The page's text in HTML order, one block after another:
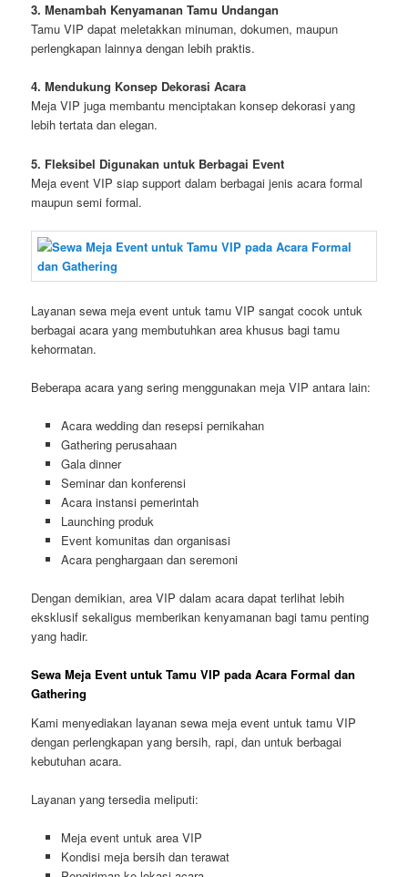
3. Menambah Kenyamanan Tamu Undangan
Tamu VIP dapat meletakkan minuman, dokumen, maupun
perlengkapan lainnya dengan lebih praktis.
4. Mendukung Konsep Dekorasi Acara
Meja VIP juga membantu menciptakan konsep dekorasi yang
lebih tertata dan elegan.
5. Fleksibel Digunakan untuk Berbagai Event
Meja event VIP siap support dalam berbagai jenis acara formal
maupun semi formal.
Layanan sewa meja event untuk tamu VIP sangat cocok untuk
berbagai acara yang membutuhkan area khusus bagi tamu
kehormatan.
Beberapa acara yang sering menggunakan meja VIP antara lain:
Acara wedding dan resepsi pernikahan
Gathering perusahaan
Gala dinner
Seminar dan konferensi
Acara instansi pemerintah
Launching produk
Event komunitas dan organisasi
Acara penghargaan dan seremoni
Dengan demikian, area VIP dalam acara dapat terlihat lebih
eksklusif sekaligus memberikan kenyamanan bagi tamu penting
yang hadir.
Sewa Meja Event untuk Tamu VIP pada Acara Formal dan
Gathering
Kami menyediakan layanan sewa meja event untuk tamu VIP
dengan perlengkapan yang bersih, rapi, dan untuk berbagai
kebutuhan acara.
Layanan yang tersedia meliputi:
Meja event untuk area VIP
Kondisi meja bersih dan terawat